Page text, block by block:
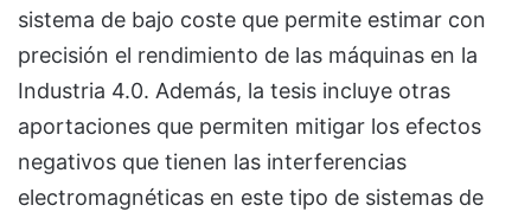
sistema de bajo coste que permite estimar con
precisión el rendimiento de las máquinas en la
Industria 4.0. Además, la tesis incluye otras
aportaciones que permiten mitigar los efectos
negativos que tienen las interferencias
electromagnéticas en este tipo de sistemas de